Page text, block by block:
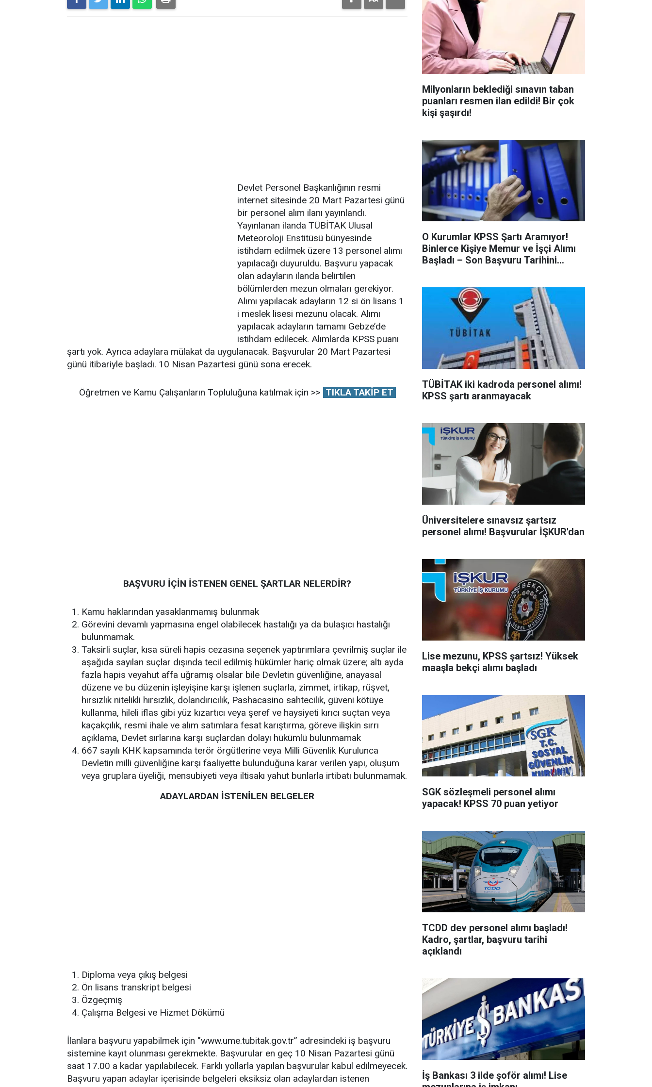
Devlet Personel Başkanlığının resmi
internet sitesinde 20 Mart Pazartesi günü
bir personel alım ilanı yayınlandı.
Yayınlanan ilanda TÜBİTAK Ulusal
Meteoroloji Enstitüsü bünyesinde
istihdam edilmek üzere 13 personel alımı
yapılacağı duyuruldu. Başvuru yapacak
olan adayların ilanda belirtilen
bölümlerden mezun olmaları gerekiyor.
Alımı yapılacak adayların 12 si ön lisans 1
i meslek lisesi mezunu olacak. Alımı
yapılacak adayların tamamı Gebze’de
istihdam edilecek. Alımlarda KPSS puanı
şartı yok. Ayrıca adaylara mülakat da uygulanacak. Başvurular 20 Mart Pazartesi
günü itibariyle başladı. 10 Nisan Pazartesi günü sona erecek.
Öğretmen ve Kamu Çalışanların Topluluğuna katılmak için >> TIKLA TAKİP ET
BAŞVURU İÇİN İSTENEN GENEL ŞARTLAR NELERDİR?
Kamu haklarından yasaklanmamış bulunmak
Görevini devamlı yapmasına engel olabilecek hastalığı ya da bulaşıcı hastalığı
bulunmamak.
Taksirli suçlar, kısa süreli hapis cezasına seçenek yaptırımlara çevrilmiş suçlar ile
aşağıda sayılan suçlar dışında tecil edilmiş hükümler hariç olmak üzere; altı ayda
fazla hapis veyahut affa uğramış olsalar bile Devletin güvenliğine, anayasal
düzene ve bu düzenin işleyişine karşı işlenen suçlarla, zimmet, irtikap, rüşvet,
hırsızlık nitelikli hırsızlık, dolandırıcılık, Pashacasino sahtecilik, güveni kötüye
kullanma, hileli iflas gibi yüz kızartıcı veya şeref ve haysiyeti kırıcı suçtan veya
kaçakçılık, resmi ihale ve alım satımlara fesat karıştırma, göreve ilişkin sırrı
açıklama, Devlet sırlarına karşı suçlardan dolayı hükümlü bulunmamak
667 sayılı KHK kapsamında terör örgütlerine veya Milli Güvenlik Kurulunca
Devletin milli güvenliğine karşı faaliyette bulunduğuna karar verilen yapı, oluşum
veya gruplara üyeliği, mensubiyeti veya iltisakı yahut bunlarla irtibatı bulunmamak.
ADAYLARDAN İSTENİLEN BELGELER
Diploma veya çıkış belgesi
Ön lisans transkript belgesi
Özgeçmiş
Çalışma Belgesi ve Hizmet Dökümü
İlanlara başvuru yapabilmek için ‘’www.ume.tubitak.gov.tr’’ adresindeki iş başvuru
sistemine kayıt olunması gerekmekte. Başvurular en geç 10 Nisan Pazartesi günü
saat 17.00 a kadar yapılabilecek. Farklı yollarla yapılan başvurular kabul edilmeyecek.
Başvuru yapan adaylar içerisinde belgeleri eksiksiz olan adaylardan istenen
Milyonların beklediği sınavın taban
puanları resmen ilan edildi! Bir çok
kişi şaşırdı!
O Kurumlar KPSS Şartı Aramıyor!
Binlerce Kişiye Memur ve İşçi Alımı
Başladı – Son Başvuru Tarihini
TÜBİTAK iki kadroda personel alımı!
KPSS şartı aranmayacak
Üniversitelere sınavsız şartsız
personel alımı! Başvurular İŞKUR'dan
Lise mezunu, KPSS şartsız! Yüksek
maaşla bekçi alımı başladı
SGK sözleşmeli personel alımı
yapacak! KPSS 70 puan yetiyor
TCDD dev personel alımı başladı!
Kadro, şartlar, başvuru tarihi
açıklandı
İş Bankası 3 ilde şoför alımı! Lise